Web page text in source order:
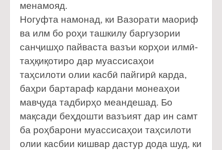
менамояд.
Ногуфта намонад, ки Вазорати маориф
ва илм бо роҳи ташкилу баргузории
санҷишҳо пайваста вазъи корҳои илмӣ-
таҳқиқотиро дар муассисаҳои
таҳсилоти олии касбӣ пайгирӣ карда,
баҳри бартараф кардани монеаҳои
мавҷуда тадбирҳо меандешад. Бо
мақсади беҳдошти вазъият дар ин самт
ба роҳбарони муассисаҳои таҳсилоти
олии касбии кишвар дастур дода шуд, ки